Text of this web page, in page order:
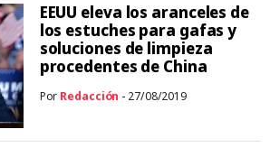
EEUU eleva los aranceles de
los estuches para gafas y
soluciones de limpieza
procedentes de China
Por Redacción - 27/08/2019